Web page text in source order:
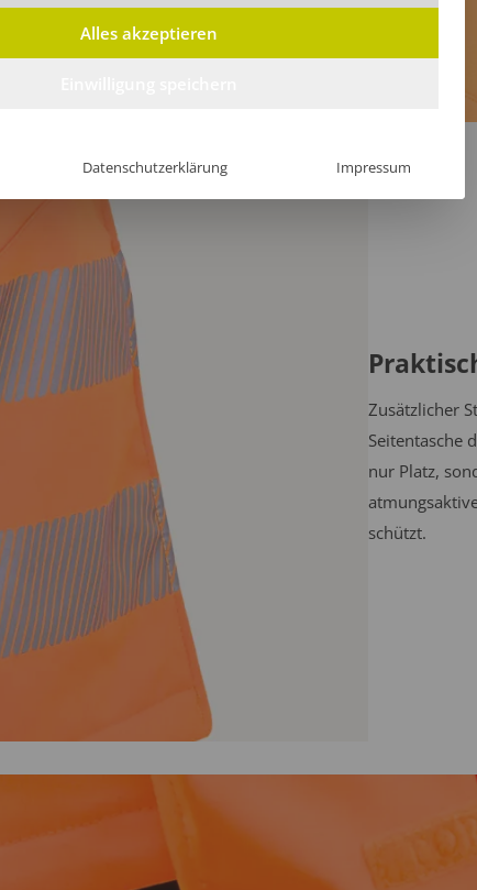
Zusätzlicher
Seitentasche
nur Platz,
schützt.
Alles akzeptieren
Datenschutzerklärung Impressum